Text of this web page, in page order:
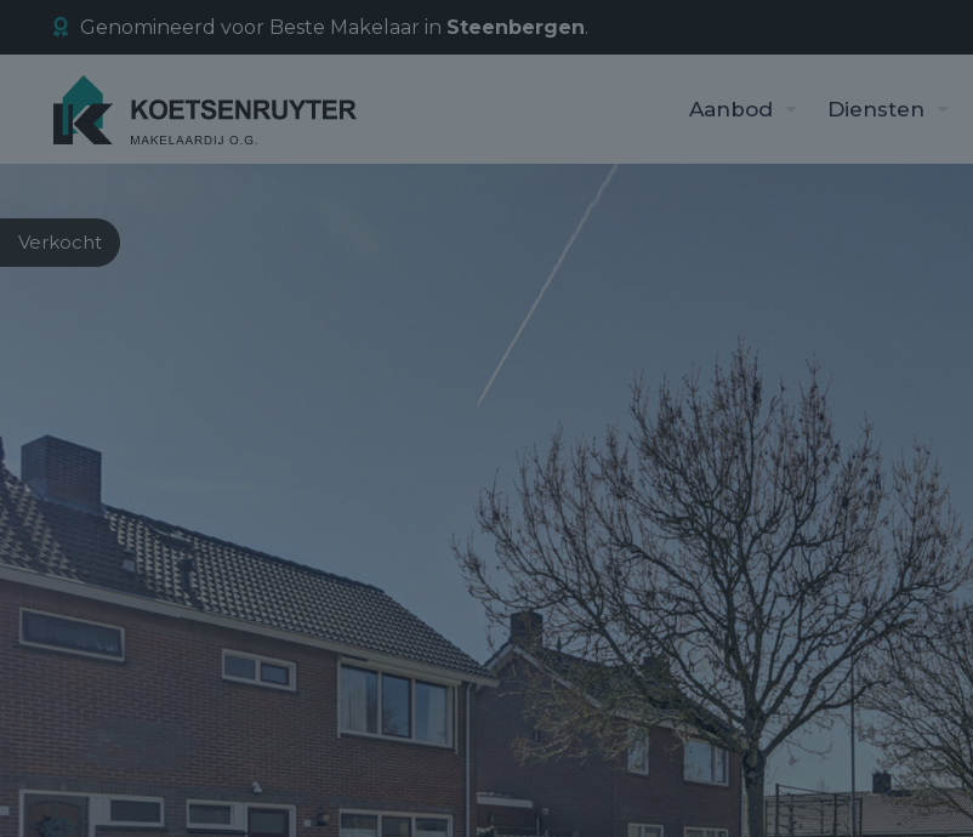
Genomineerd voor Beste Makelaar in Steenbergen.
Aanbod Diensten
Verkocht